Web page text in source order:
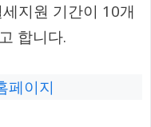
지원 기간이 10개
합니다.
페이지